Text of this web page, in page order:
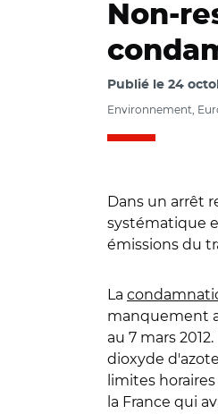
Non-
Publié le 24
Environnement,
Dans un arrêt
systématique
émissions du
La
manquement
au 7 mars
dioxyde
limites
la France qui